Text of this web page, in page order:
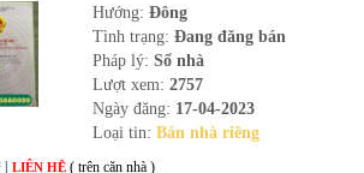
Hướng: Đông
Tình trạng: Đang đăng bán
Pháp lý: Sổ nhà
Lượt xem: 2757
Ngày đăng: 17-04-2023
Loại tin: Bán nhà riêng
LIÊN HỆ ( trên căn nhà )